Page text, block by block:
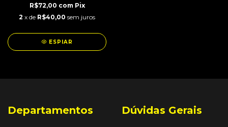
R$72,00 com Pix
2 x de R$40,00 sem juros
ESPIAR
Departamentos Dúvidas Gerais